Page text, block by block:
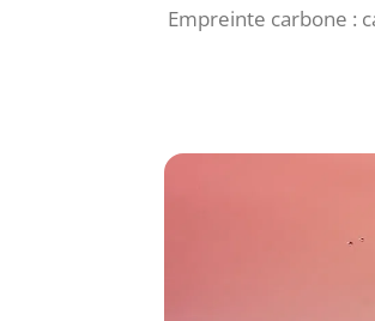
Empreinte carbone :